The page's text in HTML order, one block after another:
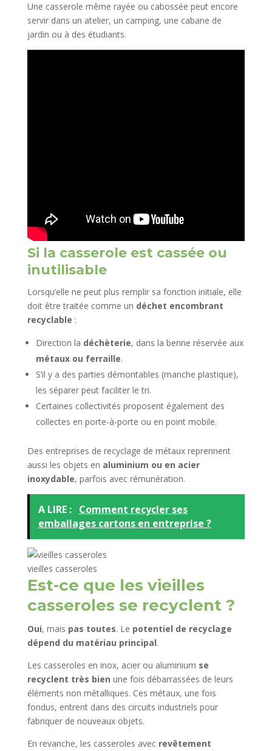
Une casserole même rayée ou cabossée peut encore
servir dans un atelier, un camping, une cabane de
jardin ou à des étudiants.
Si la casserole est cassée ou
inutilisable
Lorsqu’elle ne peut plus remplir sa fonction initiale, elle
doit être traitée comme un déchet encombrant
recyclable :
Direction la déchèterie, dans la benne réservée aux
métaux ou ferraille.
S’il y a des parties démontables (manche plastique),
les séparer peut faciliter le tri.
Certaines collectivités proposent également des
collectes en porte-à-porte ou en point mobile.
Des entreprises de recyclage de métaux reprennent
aussi les objets en aluminium ou en acier
inoxydable, parfois avec rémunération.
A LIRE : Comment recycler ses
emballages cartons en entreprise ?
vieilles casseroles
Est-ce que les vieilles
casseroles se recyclent ?
Oui, mais pas toutes. Le potentiel de recyclage
dépend du matériau principal.
Les casseroles en inox, acier ou aluminium se
recyclent très bien une fois débarrassées de leurs
éléments non métalliques. Ces métaux, une fois
fondus, entrent dans des circuits industriels pour
fabriquer de nouveaux objets.
En revanche, les casseroles avec revêtement